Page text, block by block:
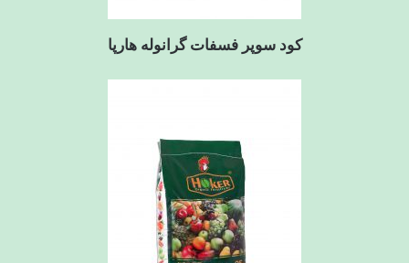
کود سوپر فسفات گرانوله هارپا